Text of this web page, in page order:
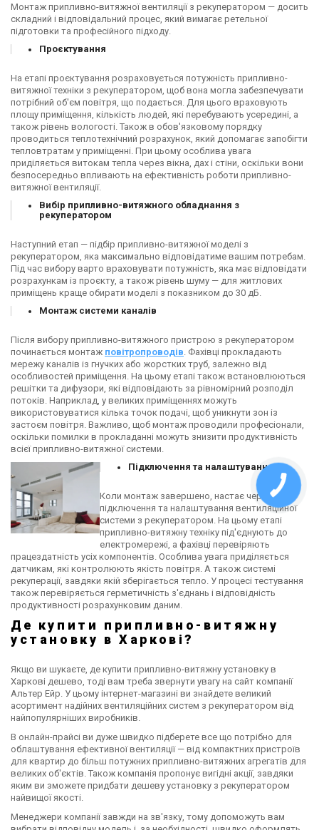
Монтаж припливно-витяжної вентиляції з рекуператором — досить
складний і відповідальний процес, який вимагає ретельної
підготовки та професійного підходу.
Проєктування
На етапі проєктування розраховується потужність припливно-
витяжної техніки з рекуператором, щоб вона могла забезпечувати
потрібний об'єм повітря, що подається. Для цього враховують
площу приміщення, кількість людей, які перебувають усередині, а
також рівень вологості. Також в обов'язковому порядку
проводиться теплотехнічний розрахунок, який допомагає запобігти
тепловтратам у приміщенні. При цьому особлива увага
приділяється витокам тепла через вікна, дах і стіни, оскільки вони
безпосередньо впливають на ефективність роботи припливно-
витяжної вентиляції.
Вибір припливно-витяжного обладнання з
рекуператором
Наступний етап — підбір припливно-витяжної моделі з
рекуператором, яка максимально відповідатиме вашим потребам.
Під час вибору варто враховувати потужність, яка має відповідати
розрахункам із проєкту, а також рівень шуму — для житлових
приміщень краще обирати моделі з показником до 30 дБ.
Монтаж системи каналів
Після вибору припливно-витяжного пристрою з рекуператором
починається монтаж повітропроводів . Фахівці прокладають
мережу каналів із гнучких або жорстких труб, залежно від
особливостей приміщення. На цьому етапі також встановлюються
решітки та дифузори, які відповідають за рівномірний розподіл
потоків. Наприклад, у великих приміщеннях можуть
використовуватися кілька точок подачі, щоб уникнути зон із
застоєм повітря. Важливо, щоб монтаж проводили професіонали,
оскільки помилки в прокладанні можуть знизити продуктивність
всієї припливно-витяжної системи.
Підключення та налаштування
Коли монтаж завершено, настає черга
підключення та налаштування вентиляційної
системи з рекуператором. На цьому етапі
припливно-витяжну техніку під'єднують до
електромережі, а фахівці перевіряють
працездатність усіх компонентів. Особлива увага приділяється
датчикам, які контролюють якість повітря. А також системі
рекуперації, завдяки якій зберігається тепло. У процесі тестування
також перевіряється герметичність з'єднань і відповідність
продуктивності розрахунковим даним.
Де купити припливно-витяжну
установку в Харкові?
Якщо ви шукаєте, де купити припливно-витяжну установку в
Харкові дешево, тоді вам треба звернути увагу на сайт компанії
Альтер Ейр. У цьому інтернет-магазині ви знайдете великий
асортимент надійних вентиляційних систем з рекуператором від
найпопулярніших виробників.
В онлайн-прайсі ви дуже швидко підберете все що потрібно для
облаштування ефективної вентиляції — від компактних пристроїв
для квартир до більш потужних припливно-витяжних агрегатів для
великих об'єктів. Також компанія пропонує вигідні акції, завдяки
яким ви зможете придбати дешеву установку з рекуператором
найвищої якості.
Менеджери компанії завжди на зв'язку, тому допоможуть вам